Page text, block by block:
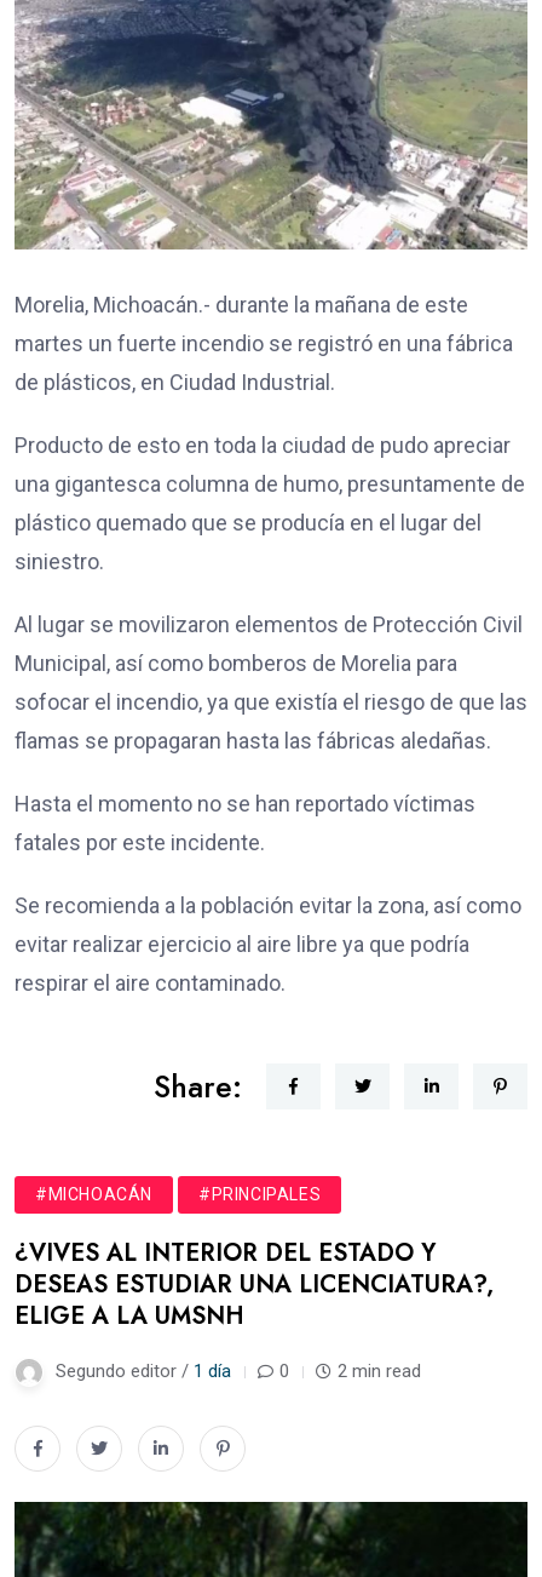
Morelia, Michoacán.- durante la mañana de este
martes un fuerte incendio se registró en una fábrica
de plásticos, en Ciudad Industrial.
Producto de esto en toda la ciudad de pudo apreciar
una gigantesca columna de humo, presuntamente de
plástico quemado que se producía en el lugar del
siniestro.
Al lugar se movilizaron elementos de Protección Civil
Municipal, así como bomberos de Morelia para
sofocar el incendio, ya que existía el riesgo de que las
flamas se propagaran hasta las fábricas aledañas.
Hasta el momento no se han reportado víctimas
fatales por este incidente.
Se recomienda a la población evitar la zona, así como
evitar realizar ejercicio al aire libre ya que podría
respirar el aire contaminado.
Share:
#MICHOACÁN #PRINCIPALES
¿VIVES AL INTERIOR DEL ESTADO Y
DESEAS ESTUDIAR UNA LICENCIATURA?,
ELIGE A LA UMSNH
Segundo editor / 1 día 0 2 min read